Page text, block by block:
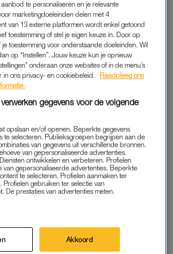
kan dit prima nog even volhouden,
afloop, maar dan heb ik het wel nodig
momentjes samen hebben”, aldus
ook”, zegt Mike. “Maar ik heb ook
Ik weet niet of ik dat allemaal aan
dat voor afstand zorgt. “Dat wil ik niet.
behouden of dat het beter wordt. Op
niet goed.”
Discussie in RTL Boulevard
te personaliseren en je relevante
marketingdoeleinden delen met 4
van 13 externe platformen wordt enkel getoond
toestemming of stel je eigen keuze in. Door op
toestemming voor onderstaande doeleinden. Wil
op “Instellen”. Jouw keuze kun je opnieuw
onderaan onze websites of in de menu’s
in ons privacy- en cookiebeleid.
Raadpleeg ons
gegevens voor de volgende
opslaan en/of openen. Beperkte gegevens
te selecteren. Publieksgroepen begrijpen aan de
van gegevens uit verschillende bronnen.
van gepersonaliseerde advertenties.
ontwikkelen en verbeteren. Profielen
van gepersonaliseerde advertenties. Beperkte
te selecteren. Profielen aanmaken ter
Profielen gebruiken ter selectie van
De prestaties van advertenties meten.
Akkoord